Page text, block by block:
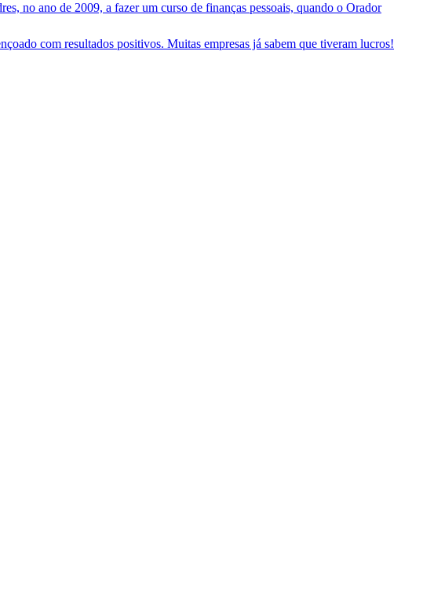
no ano de 2009, a fazer um curso de finanças pessoais, quando o Orador
com resultados positivos. Muitas empresas já sabem que tiveram lucros!